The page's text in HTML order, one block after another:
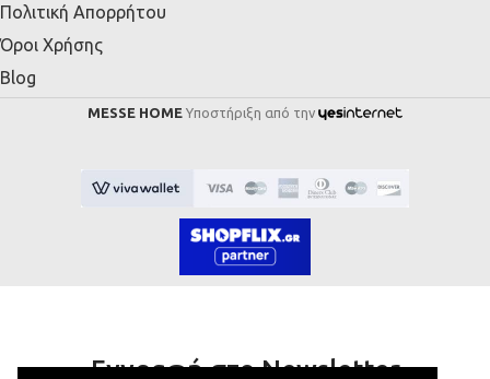
Πολιτική Απορρήτου
Όροι Χρήσης
Blog
MESSE HOME Υποστήριξη από την
Εγγραφή στο Newsletter